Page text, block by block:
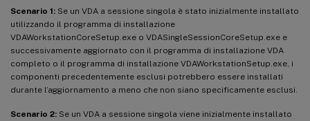
Scenario 1: Se un VDA a sessione singola è stato inizialmente installato
utilizzando il programma di installazione
VDAWorkstationCoreSetup.exe o VDASingleSessionCoreSetup.exe e
successivamente aggiornato con il programma di installazione VDA
completo o il programma di installazione VDAWorkstationSetup.exe, i
componenti precedentemente esclusi potrebbero essere installati
durante l’aggiornamento a meno che non siano specificamente esclusi.
Scenario 2: Se un VDA a sessione singola viene inizialmente installato